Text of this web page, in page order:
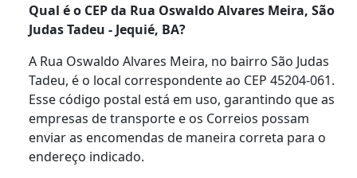
Qual é o CEP da Rua Oswaldo Alvares Meira, São
Judas Tadeu - Jequié, BA?
A Rua Oswaldo Alvares Meira, no bairro São Judas
Tadeu, é o local correspondente ao CEP 45204-061.
Esse código postal está em uso, garantindo que as
empresas de transporte e os Correios possam
enviar as encomendas de maneira correta para o
endereço indicado.